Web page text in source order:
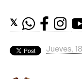
d
s
𝕏
Jueves,